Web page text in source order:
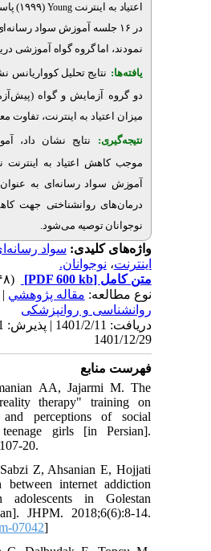
(۱۹۹۹) پاسخ دادند. گروه آزمایش
جلسه آموزش سواد رسانه‌ای محقق‌ساخته شرکت
گروه گواه آموزشی دریافت نکرد.
نتایج تحلیل کوواریانس نشان داد، بین نمره‌های
آزمایش و گواه (پیش‌آزمون و پس‌آزمون) در
به اینترنت، تفاوت معنی‌دار بود (۰/۰۱ >
P
)
.
نتایج نشان داد، آموزش سواد رسانه‌ای،
اعتیاد به اینترنت نوجوانان شد. بنابراین
رسانه‌ای به‌ عنوان روش مکمل در کنار
روانشناختی جهت کاهش اعتیاد به اینترنت
سواد رسانه‌ای،اعتیاد به
(۱۹۴۸ دریافت)
مقاله پژوهشي| موضوع مقاله:
و روانپزشکی
دریافت: 1401/2/11 | پذیرش: 1401/3/31 | انتشار:
1. Safari S, Soleimanian AA,
effectiveness of "reality therapy"
internet addiction and perceptions
support-family in teenage girls [in
JHPM. 2021;10(5):107-20.
2. Hassanzadeh F, Sabzi Z, Ahsanian
H. The correlation between internet
and loneliness in adolescents in
Province [in Persian]. JHPM.
[DOI:10.21859/jhpm-07042